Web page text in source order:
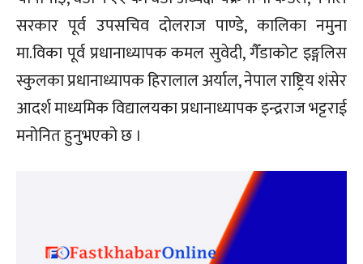
सरकार पूर्व उपसचिव दोलराज पाण्डे, कालिका नमुना
मा.विका पूर्व प्रधानाध्यापक कमल सुवेदी, गैँडाकोट इङ्गलिस
स्कुलका प्रधानाध्यापक हिरालाल अर्याल, नेपाल राष्ट्रिय शंसेर
आदर्श माध्यमिक विद्यालयका प्रधानाध्यापक इन्द्रराज भट्टराई
मनोनित हुनुभएको छ ।